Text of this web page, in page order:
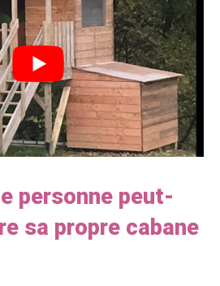
personne peut-
sa propre cabane